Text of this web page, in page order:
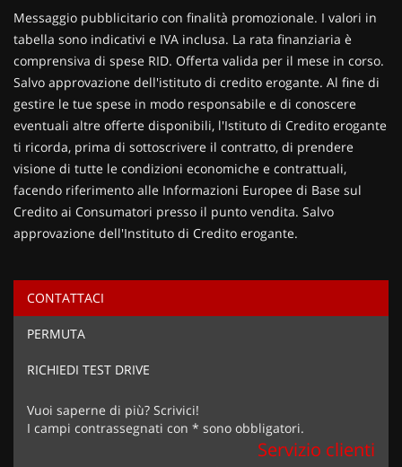
Contattaci
Ho letto e accettol'informativa privacy*
Acconsento al trattamento dei miei dati per finalità di
Invia la tua richiesta
Messaggio pubblicitario con finalità promozionale. I valori in
tabella sono indicativi e IVA inclusa. La rata finanziaria è
comprensiva di spese RID. Offerta valida per il mese in corso.
Salvo approvazione dell'istituto di credito erogante. Al fine di
gestire le tue spese in modo responsabile e di conoscere
eventuali altre offerte disponibili, l'Istituto di Credito erogante
ti ricorda, prima di sottoscrivere il contratto, di prendere
visione di tutte le condizioni economiche e contrattuali,
facendo riferimento alle Informazioni Europee di Base sul
Credito ai Consumatori presso il punto vendita. Salvo
approvazione dell'Instituto di Credito erogante.
CONTATTACI
PERMUTA
RICHIEDI TEST DRIVE
Vuoi saperne di più? Scrivici!
I campi contrassegnati con * sono obbligatori.
Servizio clienti